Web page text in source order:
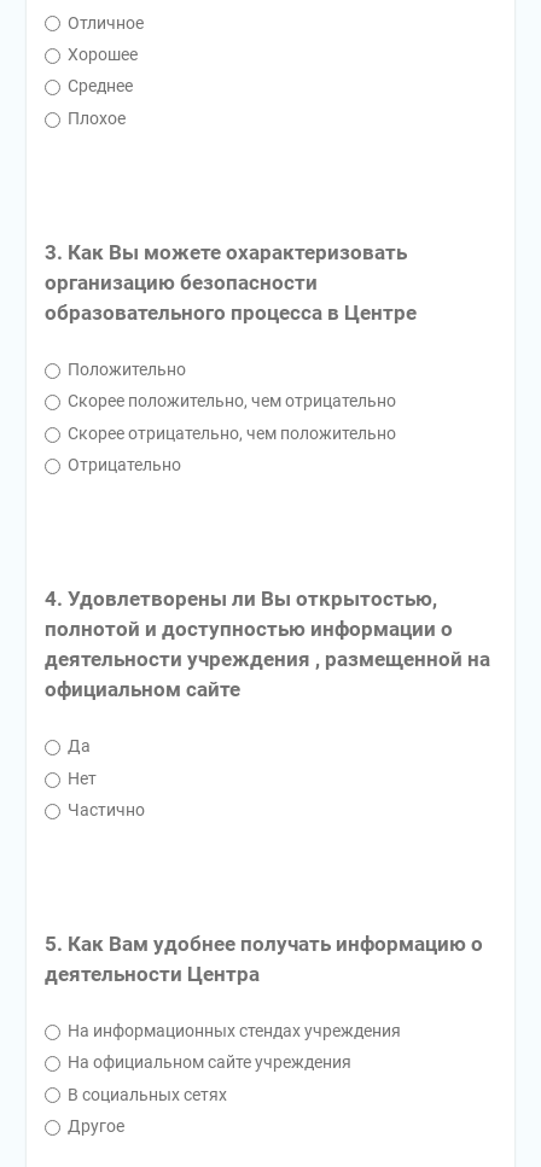
Отличное
Хорошее
Среднее
Плохое
3. Как Вы можете охарактеризовать
организацию безопасности
образовательного процесса в Центре
Положительно
Скорее положительно, чем отрицательно
Скорее отрицательно, чем положительно
Отрицательно
4. Удовлетворены ли Вы открытостью,
полнотой и доступностью информации о
деятельности учреждения , размещенной на
официальном сайте
Да
Нет
Частично
5. Как Вам удобнее получать информацию о
деятельности Центра
На информационных стендах учреждения
На официальном сайте учреждения
В социальных сетях
Другое